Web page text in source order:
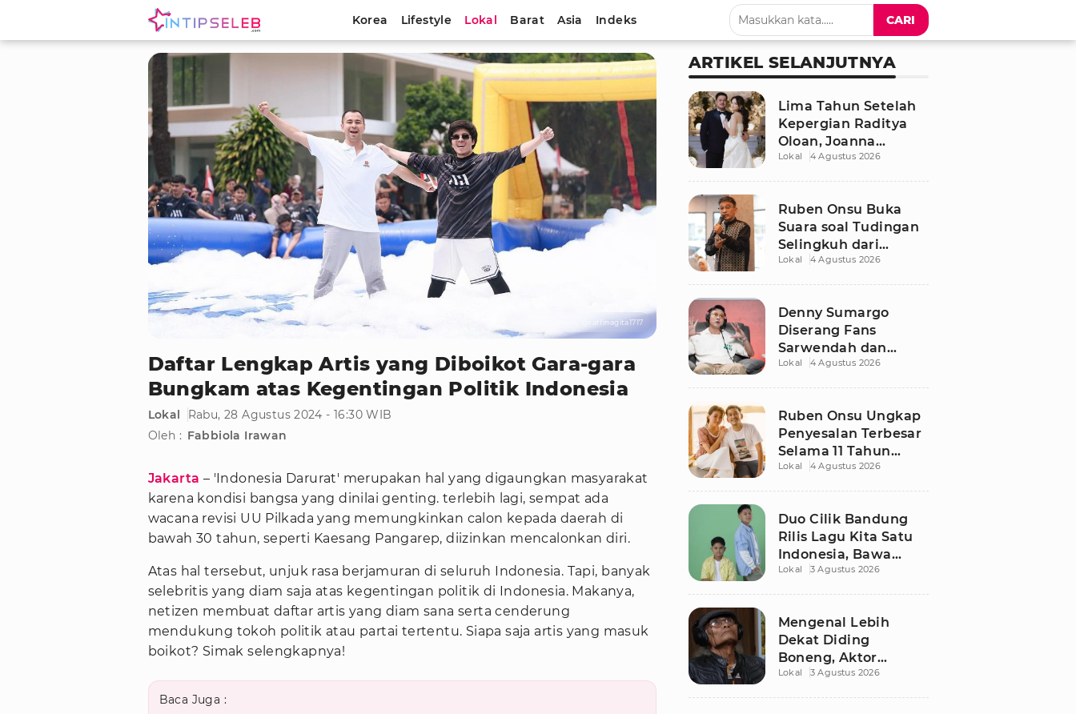
Korea Lifestyle Lokal Barat Asia Indeks CARI
Foto : Instagram/ @raffinagita1717
Daftar Lengkap Artis yang Diboikot Gara-gara
Bungkam atas Kegentingan Politik Indonesia
Lokal
Rabu, 28 Agustus 2024 - 16:30 WIB
Oleh : Fabbiola Irawan
Jakarta – 'Indonesia Darurat' merupakan hal yang digaungkan masyarakat
karena kondisi bangsa yang dinilai genting. terlebih lagi, sempat ada
wacana revisi UU Pilkada yang memungkinkan calon kepada daerah di
bawah 30 tahun, seperti Kaesang Pangarep, diizinkan mencalonkan diri.
Atas hal tersebut, unjuk rasa berjamuran di seluruh Indonesia. Tapi, banyak
selebritis yang diam saja atas kegentingan politik di Indonesia. Makanya,
netizen membuat daftar artis yang diam sana serta cenderung
mendukung tokoh politik atau partai tertentu. Siapa saja artis yang masuk
boikot? Simak selengkapnya!
Baca Juga :
ARTIKEL SELANJUTNYA
Lima Tahun Setelah
Kepergian Raditya
Oloan, Joanna
Alexandra Kembali
Lokal 4 Agustus 2026
Ruben Onsu Buka
Suara soal Tudingan
Selingkuh dari
Sarwendah
Lokal 4 Agustus 2026
Denny Sumargo
Diserang Fans
Sarwendah dan
Ruben Onsu Usai
Lokal 4 Agustus 2026
Ruben Onsu Ungkap
Penyesalan Terbesar
Selama 11 Tahun
Nikahi Sarwendah
Lokal 4 Agustus 2026
Duo Cilik Bandung
Rilis Lagu Kita Satu
Indonesia, Bawa
Pesan Persatuan
Lokal 3 Agustus 2026
Mengenal Lebih
Dekat Diding
Boneng, Aktor
Legendaris yang
Lokal 3 Agustus 2026